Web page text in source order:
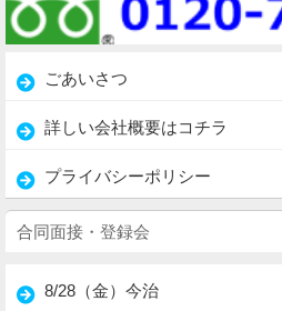
ごあいさつ
詳しい会社概要はコチラ
プライバシーポリシー
合同面接・登録会
8/28（金）今治